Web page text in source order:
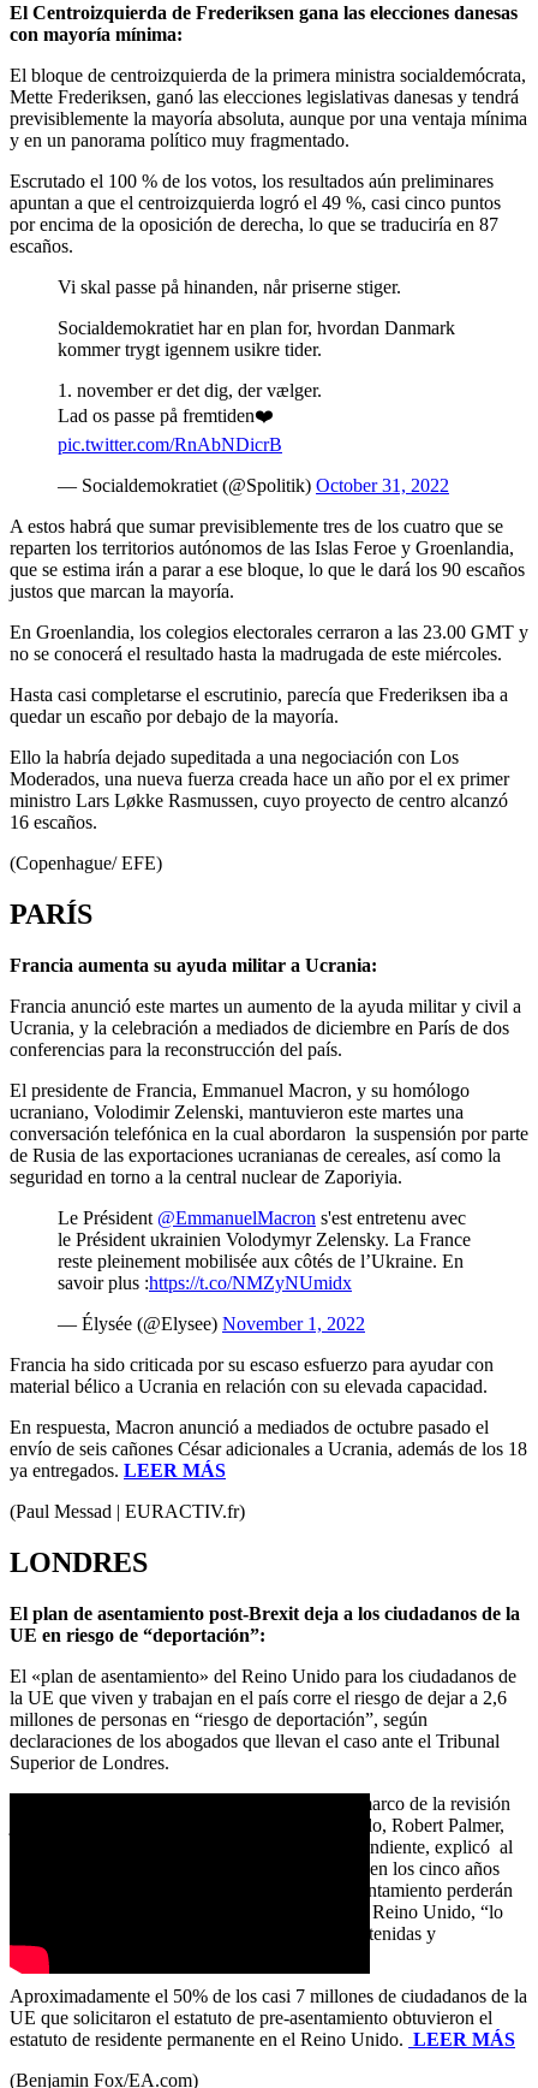
El Centroizquierda de Frederiksen gana las elecciones danesas
con mayoría mínima:
El bloque de centroizquierda de la primera ministra socialdemócrata,
Mette Frederiksen, ganó las elecciones legislativas danesas y tendrá
previsiblemente la mayoría absoluta, aunque por una ventaja mínima
y en un panorama político muy fragmentado.
Escrutado el 100 % de los votos, los resultados aún preliminares
apuntan a que el centroizquierda logró el 49 %, casi cinco puntos
por encima de la oposición de derecha, lo que se traduciría en 87
escaños.
Vi skal passe på hinanden, når priserne stiger.
Socialdemokratiet har en plan for, hvordan Danmark
kommer trygt igennem usikre tider.
1. november er det dig, der vælger.
Lad os passe på fremtiden❤️
pic.twitter.com/RnAbNDicrB
— Socialdemokratiet (@Spolitik) October 31, 2022
A estos habrá que sumar previsiblemente tres de los cuatro que se
reparten los territorios autónomos de las Islas Feroe y Groenlandia,
que se estima irán a parar a ese bloque, lo que le dará los 90 escaños
justos que marcan la mayoría.
En Groenlandia, los colegios electorales cerraron a las 23.00 GMT y
no se conocerá el resultado hasta la madrugada de este miércoles.
Hasta casi completarse el escrutinio, parecía que Frederiksen iba a
quedar un escaño por debajo de la mayoría.
Ello la habría dejado supeditada a una negociación con Los
Moderados, una nueva fuerza creada hace un año por el ex primer
ministro Lars Løkke Rasmussen, cuyo proyecto de centro alcanzó
16 escaños.
(Copenhague/ EFE)
PARÍS
Francia aumenta su ayuda militar a Ucrania:
Francia anunció este martes un aumento de la ayuda militar y civil a
Ucrania, y la celebración a mediados de diciembre en París de dos
conferencias para la reconstrucción del país.
El presidente de Francia, Emmanuel Macron, y su homólogo
ucraniano, Volodimir Zelenski, mantuvieron este martes una
conversación telefónica en la cual abordaron la suspensión por parte
de Rusia de las exportaciones ucranianas de cereales, así como la
seguridad en torno a la central nuclear de Zaporiyia.
Le Président @EmmanuelMacron s'est entretenu avec
le Président ukrainien Volodymyr Zelensky. La France
reste pleinement mobilisée aux côtés de l’Ukraine. En
savoir plus :https://t.co/NMZyNUmidx
— Élysée (@Elysee) November 1, 2022
Francia ha sido criticada por su escaso esfuerzo para ayudar con
material bélico a Ucrania en relación con su elevada capacidad.
En respuesta, Macron anunció a mediados de octubre pasado el
envío de seis cañones César adicionales a Ucrania, además de los 18
ya entregados. LEER MÁS
(Paul Messad | EURACTIV.fr)
LONDRES
El plan de asentamiento post-Brexit deja a los ciudadanos de la
UE en riesgo de “deportación”:
El «plan de asentamiento» del Reino Unido para los ciudadanos de
la UE que viven y trabajan en el país corre el riesgo de dejar a 2,6
millones de personas en “riesgo de deportación”, según
declaraciones de los abogados que llevan el caso ante el Tribunal
Superior de Londres.
En las audiencias celebradas este martes en el marco de la revisión
judicial del plan de asentamiento de Reino Unido, Robert Palmer,
abogado de la Autoridad de Supervisión Independiente, explicó al
tribunal que quienes no presenten otra solicitud en los cinco años
siguientes a la concesión del estatuto de pre-asentamiento perderán
automáticamente su derecho de residencia en el Reino Unido, “lo
que les convertirá en ilegales que pueden ser detenidas y
expulsadas».
Aproximadamente el 50% de los casi 7 millones de ciudadanos de la
UE que solicitaron el estatuto de pre-asentamiento obtuvieron el
estatuto de residente permanente en el Reino Unido. LEER MÁS
(Benjamin Fox/EA.com)